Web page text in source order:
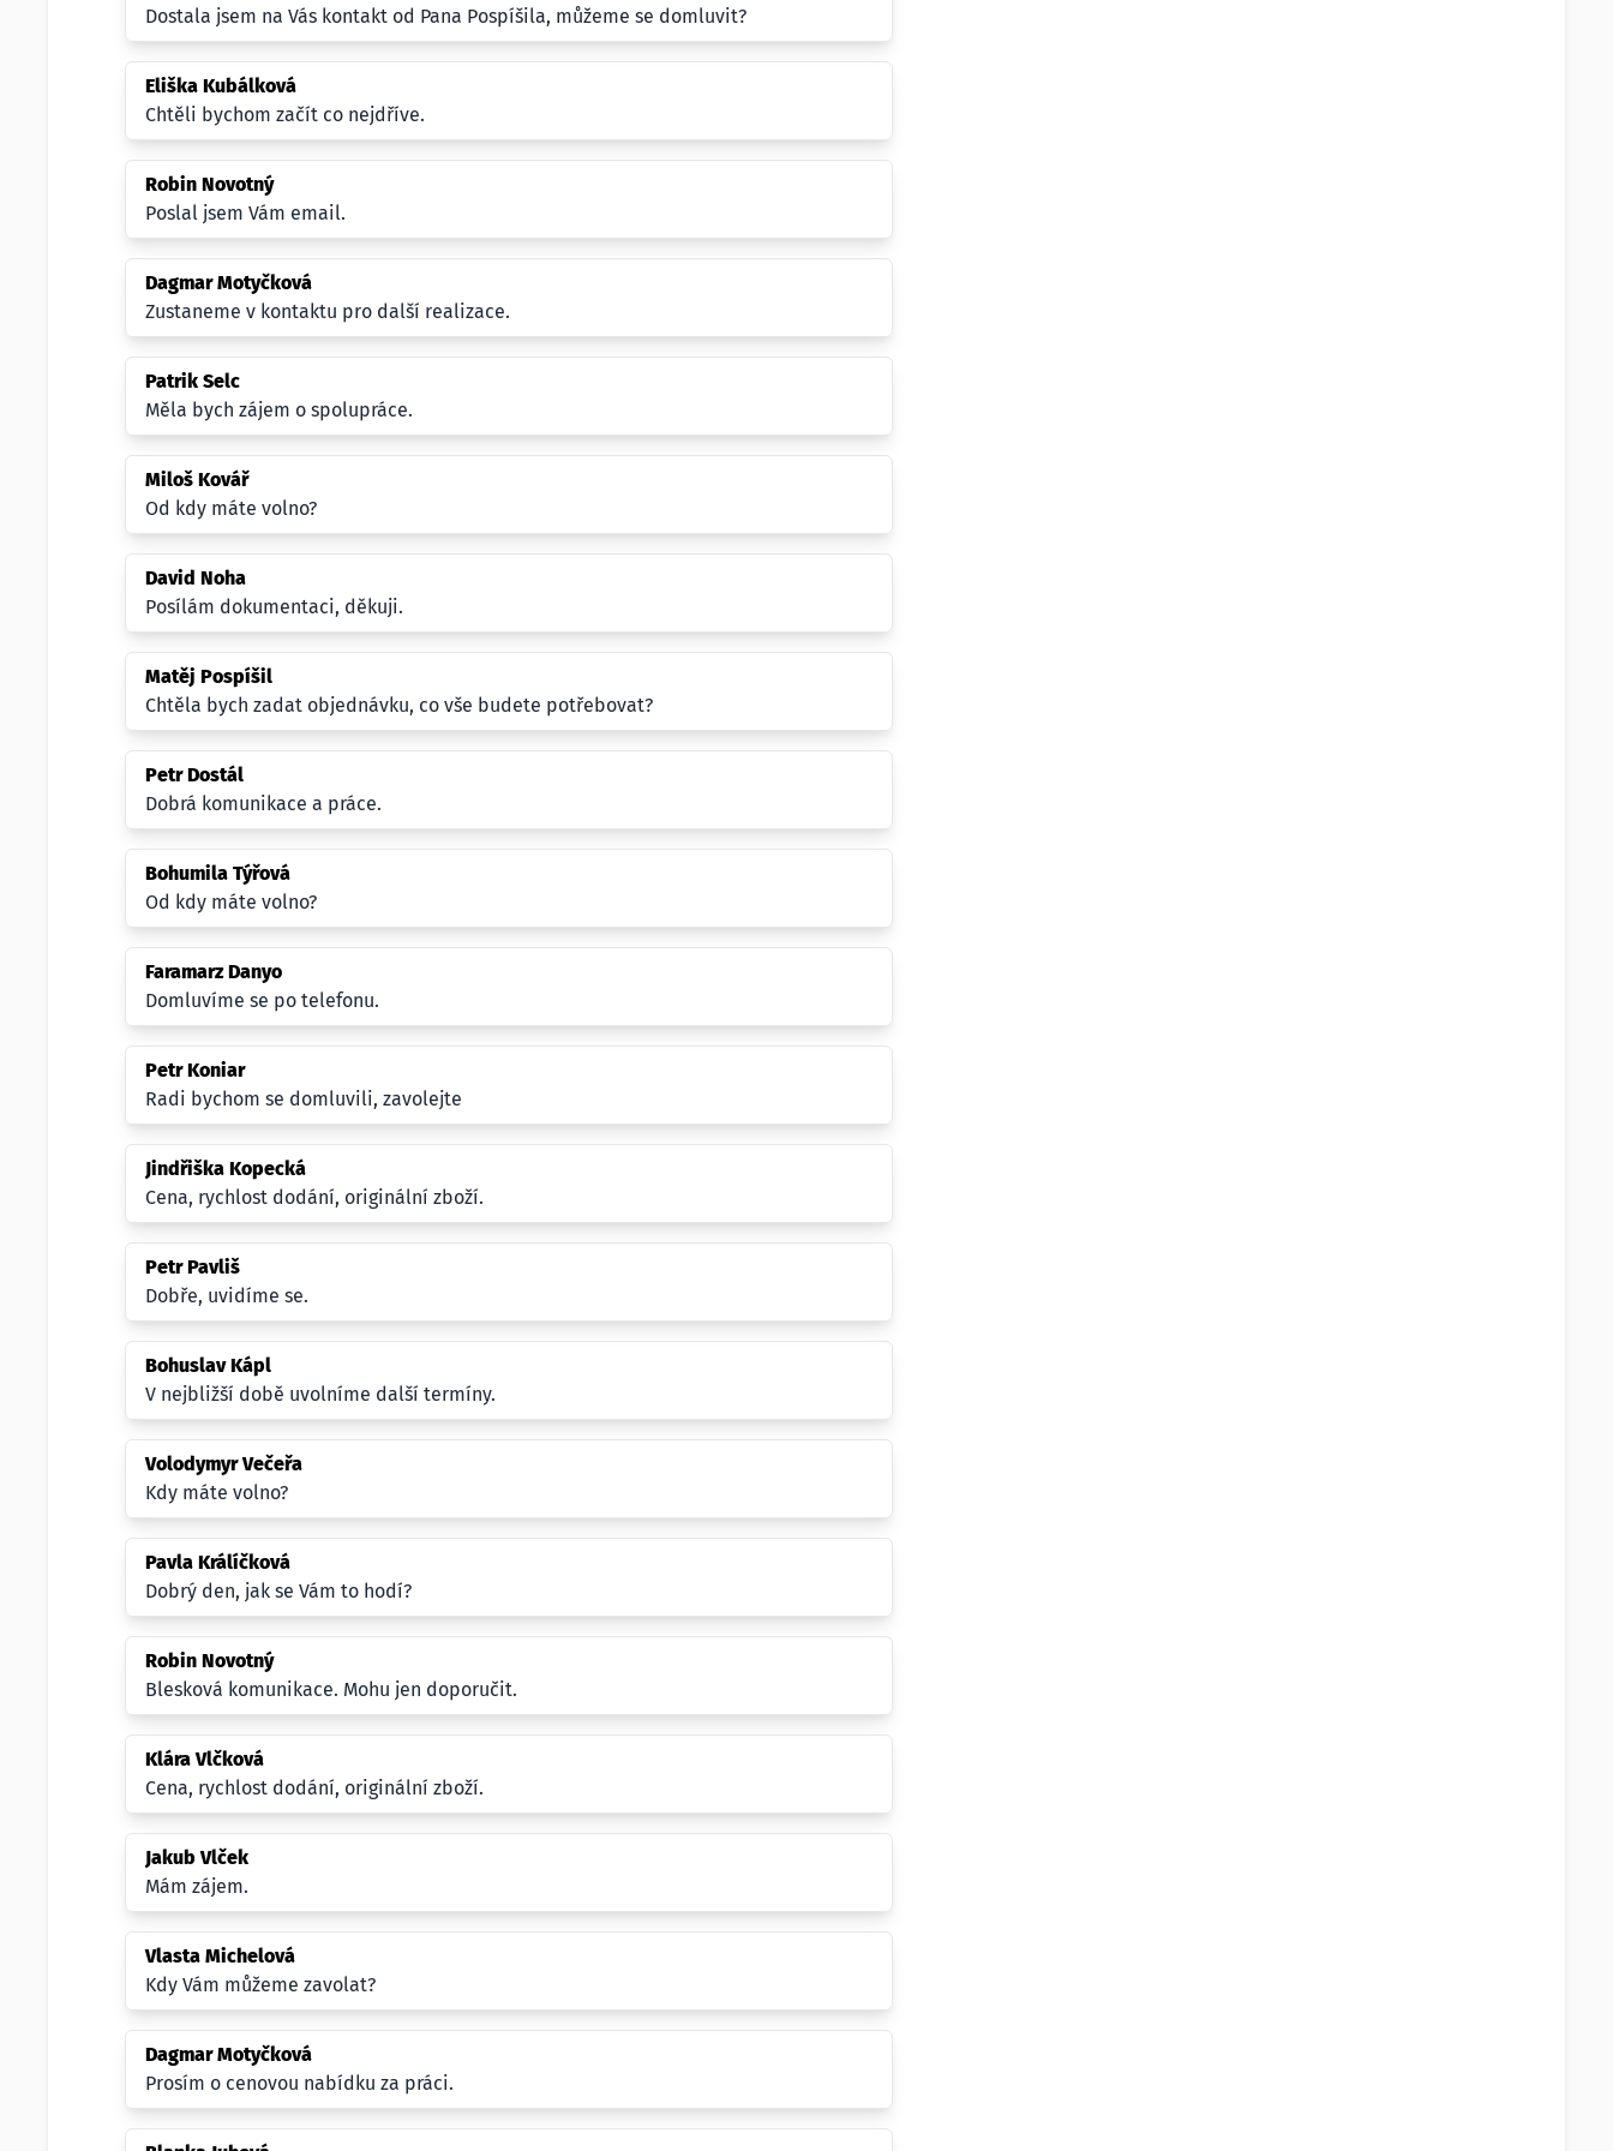
Dostala jsem na Vás kontakt od Pana Pospíšila, můžeme se domluvit?
Eliška Kubálková
Chtěli bychom začít co nejdříve.
Robin Novotný
Poslal jsem Vám email.
Dagmar Motyčková
Zustaneme v kontaktu pro další realizace.
Patrik Selc
Měla bych zájem o spolupráce.
Miloš Kovář
Od kdy máte volno?
David Noha
Posílám dokumentaci, děkuji.
Matěj Pospíšil
Chtěla bych zadat objednávku, co vše budete potřebovat?
Petr Dostál
Dobrá komunikace a práce.
Bohumila Týřová
Od kdy máte volno?
Faramarz Danyo
Domluvíme se po telefonu.
Petr Koniar
Radi bychom se domluvili, zavolejte
Jindřiška Kopecká
Cena, rychlost dodání, originální zboží.
Petr Pavliš
Dobře, uvidíme se.
Bohuslav Kápl
V nejbližší době uvolníme další termíny.
Volodymyr Večeřa
Kdy máte volno?
Pavla Králíčková
Dobrý den, jak se Vám to hodí?
Robin Novotný
Blesková komunikace. Mohu jen doporučit.
Klára Vlčková
Cena, rychlost dodání, originální zboží.
Jakub Vlček
Mám zájem.
Vlasta Michelová
Kdy Vám můžeme zavolat?
Dagmar Motyčková
Prosím o cenovou nabídku za práci.